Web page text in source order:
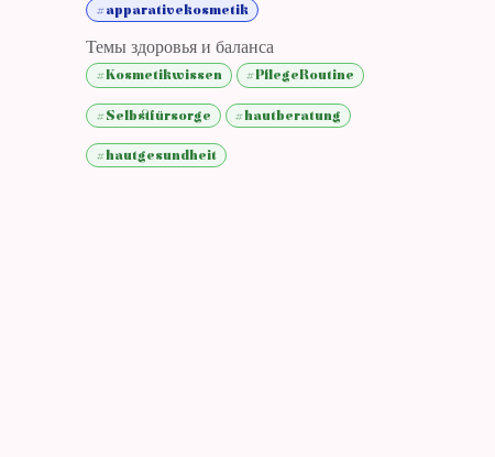
#apparativekosmetik
Темы здоровья и баланса
#Kosmetikwissen #PflegeRoutine
#Selbstfürsorge #hautberatung
#hautgesundheit